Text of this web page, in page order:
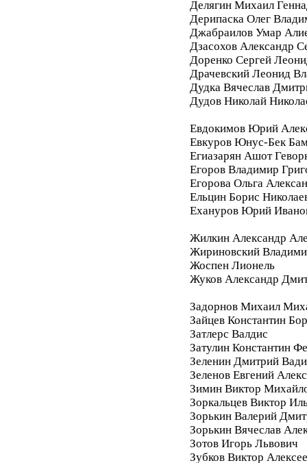
Делягин Михаил
Дерипаска Олег
Джабраилов Умар
Дзасохов Александр
Доренко Сергей
Драчевский Леонид
Дудка Вячеслав
Дудов Николай
Евдокимов Юрий
Евкуров Юнус-Бек
Егиазарян Ашот
Егоров Владимир
Егорова Ольга
Ельцин Борис
Ехануров Юрий
Жилкин Александр
Жириновский
Жоспен Лионель
Жуков Александр
Задорнов Михаил
Зайцев Константин
Затлерс Валдис
Затулин Константин
Зеленин Дмитрий
Зеленов Евгений
Зимин Виктор
Зоркальцев Виктор
Зорькин Валерий
Зорькин Вячеслав
Зотов Игорь Львович
Зубков Виктор